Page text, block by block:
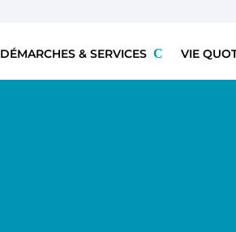
DÉMARCHES & SERVICES VIE